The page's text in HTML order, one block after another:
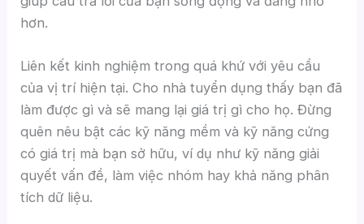
hơn.
Liên kết kinh nghiệm trong quá khứ với yêu cầu
của vị trí hiện tại. Cho nhà tuyển dụng thấy bạn đã
làm được gì và sẽ mang lại giá trị gì cho họ. Đừng
quên nêu bật các kỹ năng mềm và kỹ năng cứng
có giá trị mà bạn sở hữu, ví dụ như kỹ năng giải
quyết vấn đề, làm việc nhóm hay khả năng phân
tích dữ liệu.